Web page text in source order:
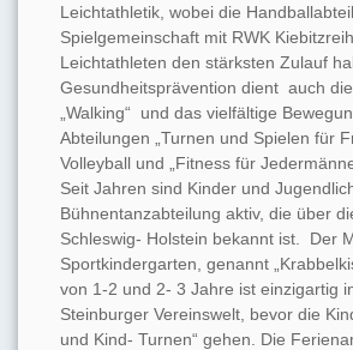
Leichtathletik, wobei die
Spielgemeinschaft mit RWK
Leichtathleten den stärksten Zulauf
Gesundheitsprävention dient auch
„Walking“ und das vielfältige
Abteilungen „Turnen und Spielen für
Volleyball und „Fitness für
Seit Jahren sind Kinder und
Bühnentanzabteilung aktiv, die über
Schleswig- Holstein bekannt ist. Der
Sportkindergarten, genannt
von 1-2 und 2- 3 Jahre ist einzigartig
Steinburger Vereinswelt, bevor die
und Kind- Turnen“ gehen. Die